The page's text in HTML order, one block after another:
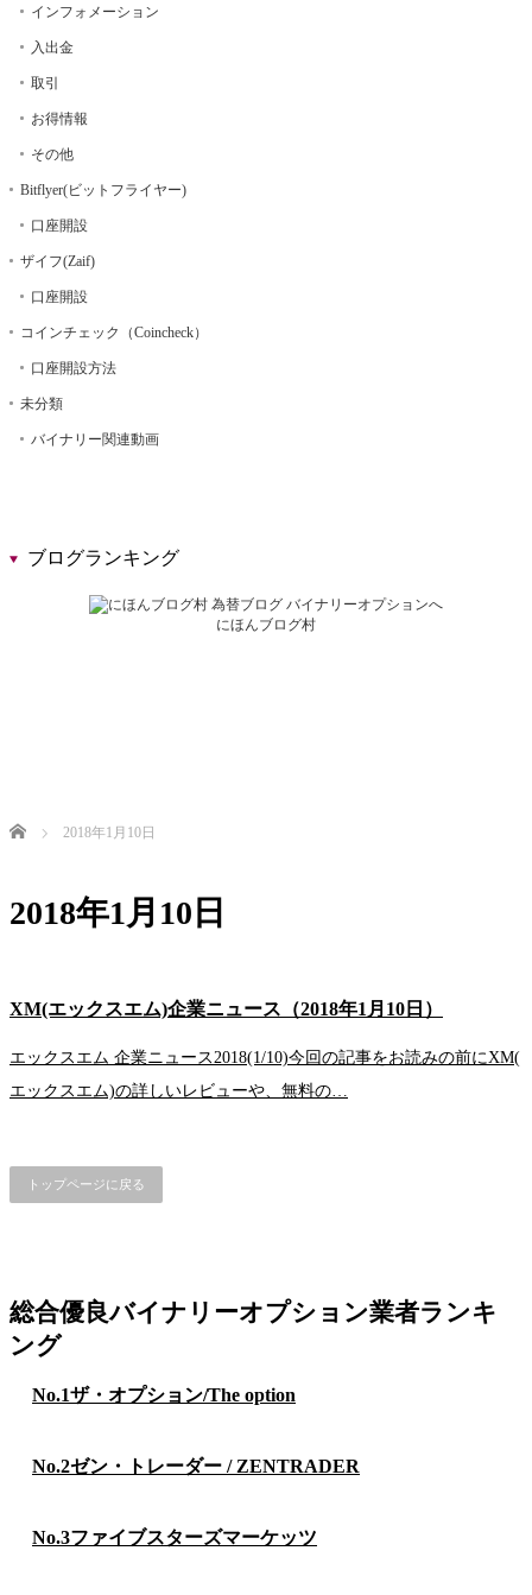
インフォメーション
入出金
取引
お得情報
その他
Bitflyer(ビットフライヤー)
口座開設
ザイフ(Zaif)
口座開設
コインチェック（Coincheck）
口座開設方法
未分類
バイナリー関連動画
ブログランキング
にほんブログ村
Home 2018年1月10日
2018年1月10日
XM(エックスエム)企業ニュース（2018年1月10日）
エックスエム 企業ニュース2018(1/10)今回の記事をお読みの前にXM(
エックスエム)の詳しいレビューや、無料の…
トップページに戻る
総合優良バイナリーオプション業者ランキ
ング
No.1ザ・オプション/The option
No.2ゼン・トレーダー / ZENTRADER
No.3ファイブスターズマーケッツ